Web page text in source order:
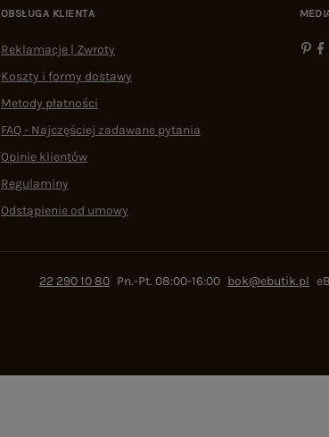
OBSŁUGA KLIENTA
Reklamacje | Zwroty
Koszty i formy dostawy
Metody płatności
FAQ - Najczęściej zadawane pytania
Opinie klientów
Regulaminy
Odstąpienie od umowy
22 290 10 80 Pn.-Pt. 08:00-16:00 bok@ebutik.pl